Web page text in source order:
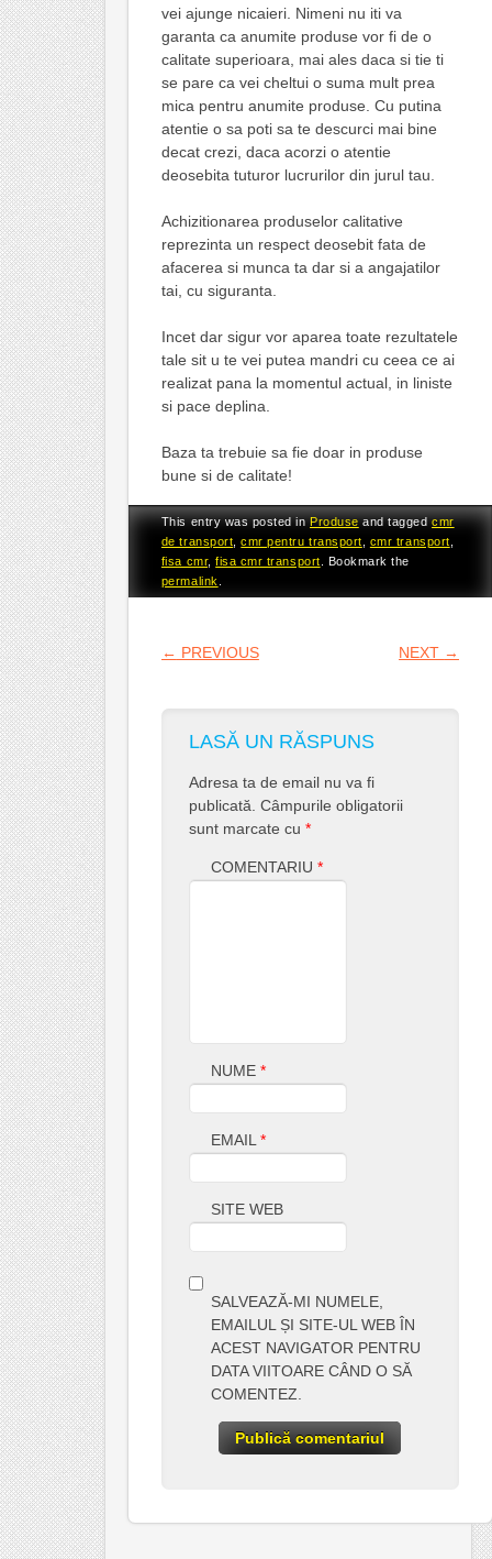
vei ajunge nicaieri. Nimeni nu iti va
garanta ca anumite produse vor fi de o
calitate superioara, mai ales daca si tie ti
se pare ca vei cheltui o suma mult prea
mica pentru anumite produse. Cu putina
atentie o sa poti sa te descurci mai bine
decat crezi, daca acorzi o atentie
deosebita tuturor lucrurilor din jurul tau.
Achizitionarea produselor calitative
reprezinta un respect deosebit fata de
afacerea si munca ta dar si a angajatilor
tai, cu siguranta.
Incet dar sigur vor aparea toate rezultatele
tale sit u te vei putea mandri cu ceea ce ai
realizat pana la momentul actual, in liniste
si pace deplina.
Baza ta trebuie sa fie doar in produse
bune si de calitate!
This entry was posted inProduseand taggedcmr
de transport ,cmr pentru transport cmr transport
fisa cmr,fisa cmr transport . Bookmark the
permalink
POST NAVIGATION
← PREVIOUS NEXT →
LASĂ UN RĂSPUNS
Adresa ta de email nu va fi
publicată. Câmpurile obligatorii
sunt marcate cu *
COMENTARIU *
NUME *
EMAIL*
SITE WEB
SALVEAZĂ-MI NUMELE,
EMAILUL ȘI SITE-UL WEB ÎN
ACEST NAVIGATOR PENTRU
DATA VIITOARE CÂND O SĂ
COMENTEZ.